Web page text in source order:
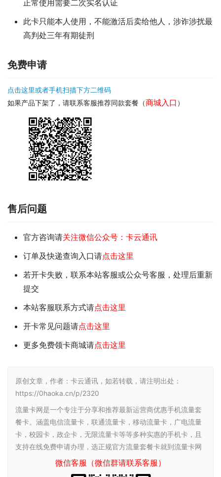
正常使用需要二次实名认证
此卡只能本人使用，不能激活后卖给他人，涉诈涉扰最
高判处三年有期徒刑
免费申请
点击这里或者手机扫描下方二维码
如果产品下架了，请联系客服推荐同款套餐（商城入口 ）
售后问题
官方咨询请关注微信公众号：卡云通讯
订单及快递查询入口请点击这里
若开卡失败，联系本站客服或公众号客服，处理后重新
提交
本站客服联系方式请点击这里
开卡常见问题请点击这里
更多免费领卡商城请点击这里
原创文章，作者：卡云通讯，如若转载，请注明出处：
https://0haoka.cn/p/2320
流量卡网是一个专注于分享和推荐最新运营商优惠手机流量套
餐卡。涵盖电信流量卡，联通流量卡，移动流量卡，广电流量
卡，校园卡，政企卡，无限流量卡等等多种实惠的手机卡，且
支持在线免费申请办理，选正规官方流量套餐卡就到流量卡网
微信客服（微信群请联系客服）